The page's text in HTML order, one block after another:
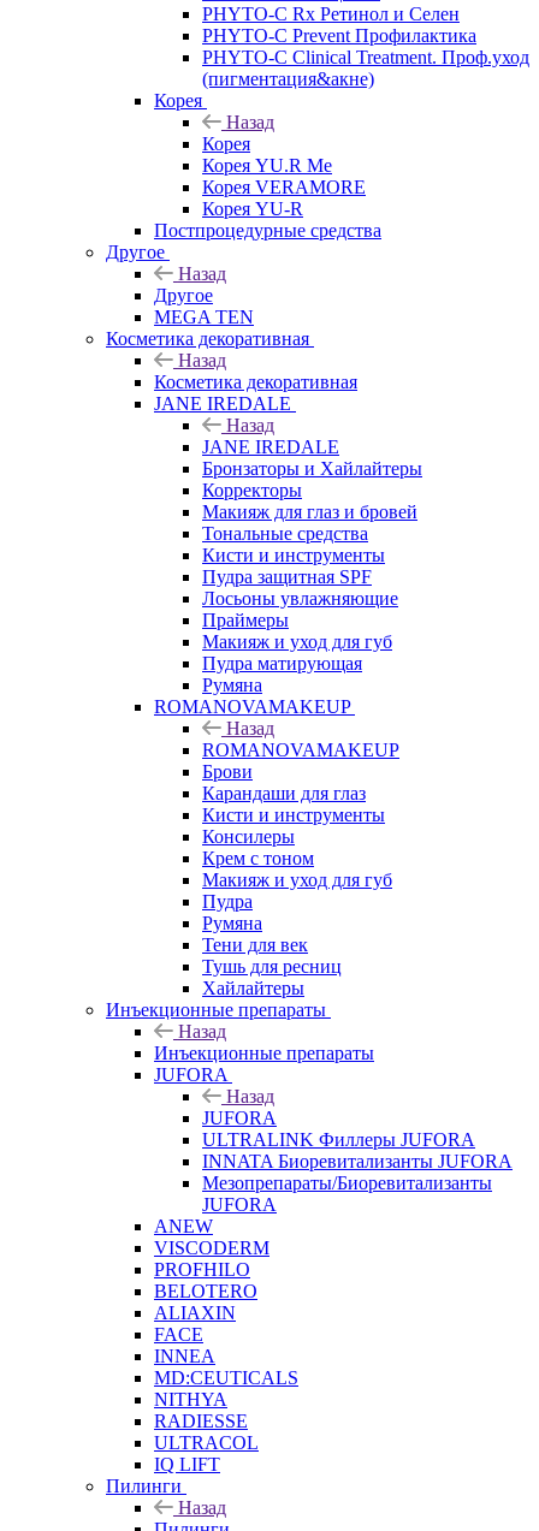
PHYTO-C Rx Ретинол и Селен
PHYTO-C Prevent Профилактика
PHYTO-C Clinical Treatment. Проф.уход
(пигментация&акне)
Корея
Назад
Корея
Корея YU.R Me
Корея VERAMORE
Корея YU-R
Постпроцедурные средства
Другое
Назад
Другое
MEGA TEN
Косметика декоративная
Назад
Косметика декоративная
JANE IREDALE
Назад
JANE IREDALE
Бронзаторы и Хайлайтеры
Корректоры
Макияж для глаз и бровей
Тональные средства
Кисти и инструменты
Пудра защитная SPF
Лосьоны увлажняющие
Праймеры
Макияж и уход для губ
Пудра матирующая
Румяна
ROMANOVAMAKEUP
Назад
ROMANOVAMAKEUP
Брови
Карандаши для глаз
Кисти и инструменты
Консилеры
Крем с тоном
Макияж и уход для губ
Пудра
Румяна
Тени для век
Тушь для ресниц
Хайлайтеры
Инъекционные препараты
Назад
Инъекционные препараты
JUFORA
Назад
JUFORA
ULTRALINK Филлеры JUFORA
INNATA Биоревитализанты JUFORA
Мезопрепараты/Биоревитализанты
JUFORA
ANEW
VISCODERM
PROFHILO
BELOTERO
ALIAXIN
FACE
INNEA
MD:CEUTICALS
NITHYA
RADIESSE
ULTRACOL
IQ LIFT
Пилинги
Назад